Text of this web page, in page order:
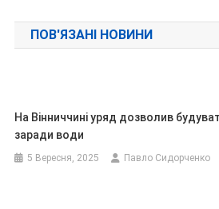
записів
ПОВ'ЯЗАНІ НОВИНИ
На Вінниччині уряд дозволив
заради води
5 Вересня, 2025 Павло Сидорченко